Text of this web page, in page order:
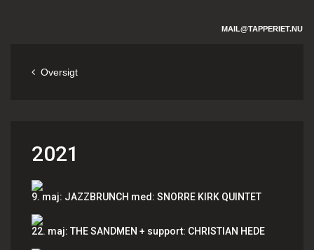
MAIL@TAPPERIET.NU
Oversigt
2021
9. maj: JAZZBRUNCH med: SNORRE KIRK QUINTET
22. maj: THE SANDMEN + support: CHRISTIAN HEDE